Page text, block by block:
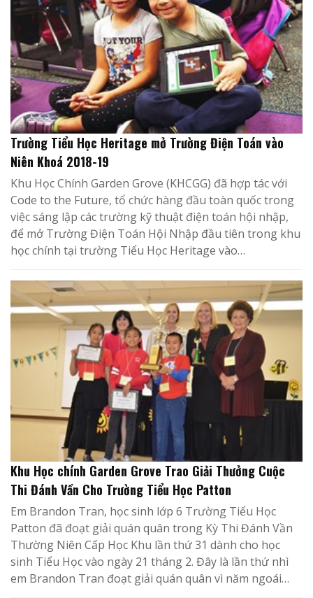
Trường Tiểu Học Heritage mở Trường Điện Toán vào
Niên Khoá 2018-19
Khu Học Chính Garden Grove (KHCGG) đã hợp tác với
Code to the Future, tổ chức hàng đầu toàn quốc trong
việc sáng lập các trường kỹ thuật điện toán hội nhập,
để mở Trường Điện Toán Hội Nhập đầu tiên trong khu
học chính tại trường Tiểu Học Heritage vào…
Khu Học chính Garden Grove Trao Giải Thưởng Cuộc
Thi Đánh Vần Cho Trường Tiểu Học Patton
Em Brandon Tran, học sinh lớp 6 Trường Tiểu Học
Patton đã đoạt giải quán quân trong Kỳ Thi Đánh Vần
Thường Niên Cấp Học Khu lần thứ 31 dành cho học
sinh Tiểu Học vào ngày 21 tháng 2. Đây là lần thứ nhì
em Brandon Tran đoạt giải quán quân vì năm ngoái…